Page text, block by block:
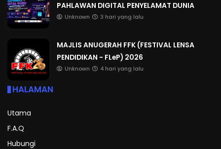
PAHLAWAN DIGITAL PENYELAMAT DUNIA
Unknown 3 hari yang lalu
MAJLIS ANUGERAH FFK (FESTIVAL LENSA
PENDIDIKAN - FLeP) 2026
Unknown 4 hari yang lalu
HALAMAN
Utama
F.A.Q
Hubungi